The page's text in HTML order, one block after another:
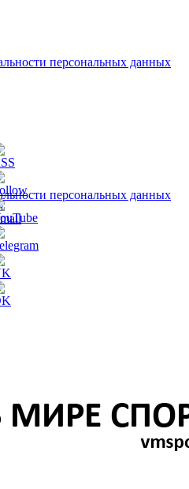
персональных данных
персональных данных